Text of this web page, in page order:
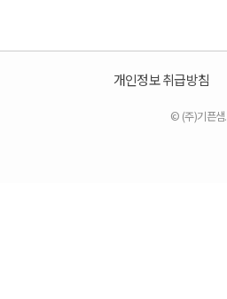
개인정보 취급방침
© (주)기픈샘.